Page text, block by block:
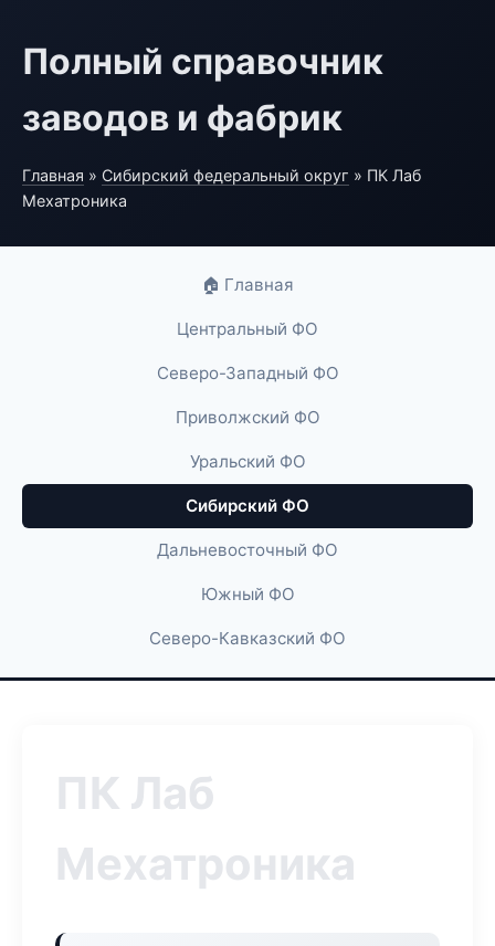
Полный справочник
заводов и фабрик
Главная » Сибирский федеральный округ » ПК Лаб
Мехатроника
🏠 Главная
Центральный ФО
Северо-Западный ФО
Приволжский ФО
Уральский ФО
Сибирский ФО
Дальневосточный ФО
Южный ФО
Северо-Кавказский ФО
ПК Лаб
Мехатроника